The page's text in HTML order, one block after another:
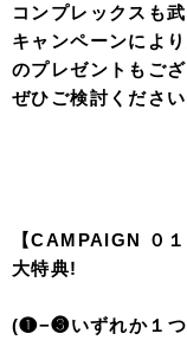
コンプレックスも
キャンペーンによ
のプレゼントもござ
ぜひご検討くださ
【CAMPAIGN ０
大特典!
(❶−❸いずれか１つ